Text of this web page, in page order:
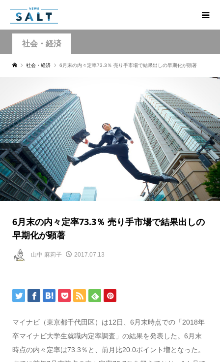
社会・経済
社会・経済 6月末の内々定率73.3％ 売り手市場で結果出しの早期化が顕著
6月末の内々定率73.3％ 売り手市場で結果出しの
早期化が顕著
山中 麻莉子 2017.07.13
マイナビ（東京都千代田区）は12日、6月末時点での「2018年
卒マイナビ大学生就職内定率調査」の結果を発表した。6月末
時点の内々定率は73.3％と、前月比20.0ポイント増となった。